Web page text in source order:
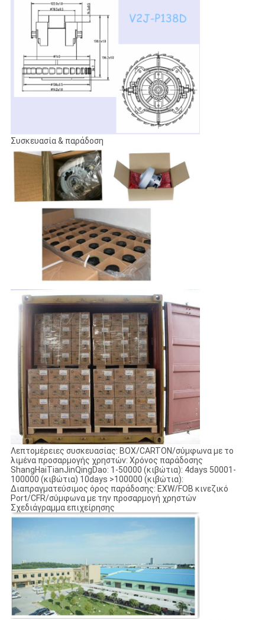
Συσκευασία & παράδοση
Λεπτομέρειες συσκευασίας: BOX/CARTON/σύμφωνα με το
λιμένα προσαρμογής χρηστών: Χρόνος παράδοσης
ShangHaiTianJinQingDao: 1-50000 (κιβώτια): 4days 50001-
100000 (κιβώτια) 10days >100000 (κιβώτια):
Διαπραγματεύσιμος όρος παράδοσης: EXW/FOB κινεζικό
Port/CFR/σύμφωνα με την προσαρμογή χρηστών
Σχεδιάγραμμα επιχείρησης